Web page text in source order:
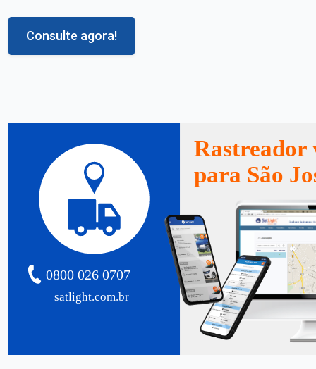
Consulte agora!
satlight.com.br
0800 026 0707
Rastreador
para São